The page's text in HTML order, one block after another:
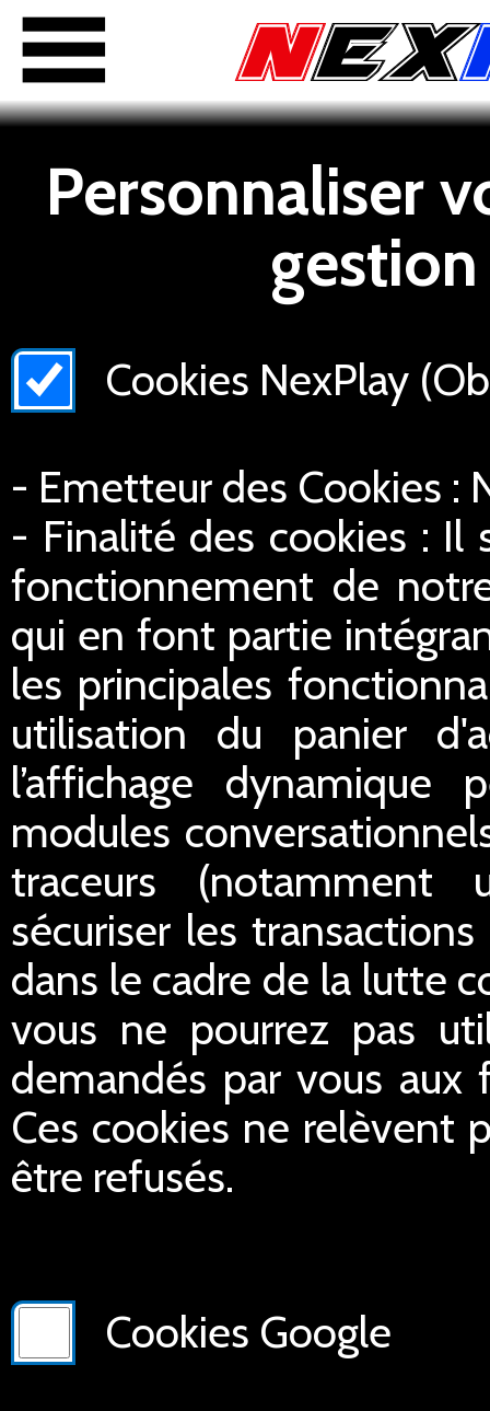
Personnaliser
Cookies NexPlay
- Emetteur des Cookies :
- Finalité des cookies : Il
fonctionnement de
qui en font partie
les principales
utilisation du panier
l’affichage dynamique
modules
traceurs (notamment
sécuriser les
dans le cadre de la lutte
vous ne pourrez pas
demandés par vous aux
Ces cookies ne relèvent
être refusés.
Cookies Google